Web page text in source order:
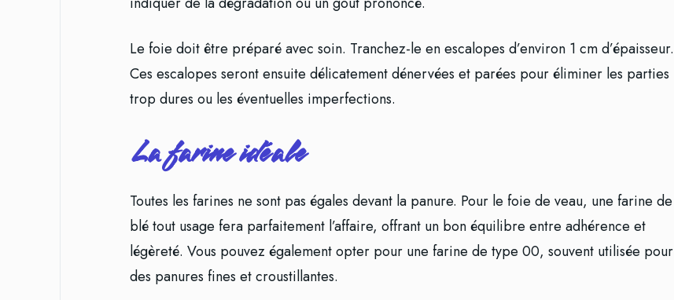
Le foie doit être préparé avec soin. Tranchez-le en escalopes d’environ 1 cm d’épaisseur.
Ces escalopes seront ensuite délicatement dénervées et parées pour éliminer les parties
trop dures ou les éventuelles imperfections.
La farine idéale
Toutes les farines ne sont pas égales devant la panure. Pour le foie de veau, une farine de
blé tout usage fera parfaitement l’affaire, offrant un bon équilibre entre adhérence et
légèreté. Vous pouvez également opter pour une farine de type 00, souvent utilisée pour
des panures fines et croustillantes.